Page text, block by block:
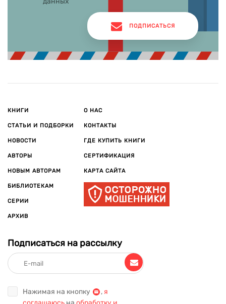
ПОДПИСАТЬСЯ
КНИГИ
СТАТЬИ И ПОДБОРКИ
НОВОСТИ
АВТОРЫ
НОВЫМ АВТОРАМ
БИБЛИОТЕКАМ
СЕРИИ
АРХИВ
О НАС
КОНТАКТЫ
ГДЕ КУПИТЬ КНИГИ
СЕРТИФИКАЦИЯ
КАРТА САЙТА
Подписаться на рассылку
Нажимая на кнопку , я